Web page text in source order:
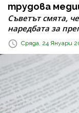
трудова
Съветът смята,
наредбата за
Сряда, 24 Януари